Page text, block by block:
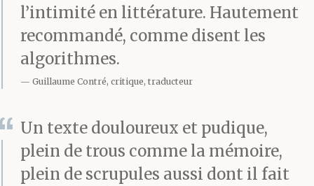
l’intimité en littérature. Hautement
recommandé, comme disent les
algorithmes.
Guillaume Contré, critique, traducteur
Un texte douloureux et pudique,
plein de trous comme la mémoire,
plein de scrupules aussi dont il fait